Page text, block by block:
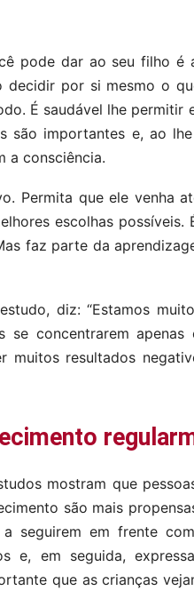
pode dar ao seu filho é
decidir por si mesmo o
É saudável lhe permitir
são importantes e, ao
a consciência.
Permita que ele venha
escolhas
faz parte da
diz: “Estamos
se concentrarem apenas
resultados
mostram que
são mais
seguirem em frente
e, em seguida,
que as crianças